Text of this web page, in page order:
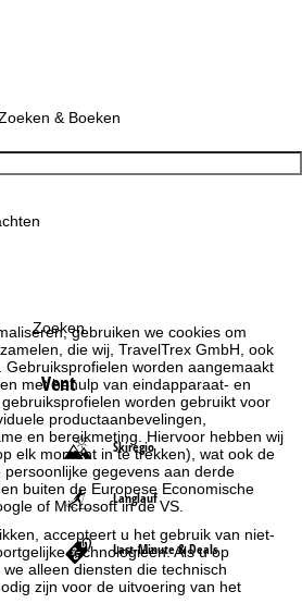
gebruiken we cookies om
die wij, TravelTrex GmbH, ook
worden aangemaakt
met behulp van eindapparaat- en
worden gebruikt voor
productaanbevelingen,
en bereikmeting. Hiervoor hebben wij
elk moment in te trekken), wat ook de
gegevens aan derde
buiten de Europese Economische
of Microsoft in de VS.
accepteert u het gebruik van niet-
technologieën. Als u op
alleen diensten die technisch
zijn voor de uitvoering van het
& Boeken
Zoeken
Vent
Skiregio
Langlauf
Last-Minute & Deals